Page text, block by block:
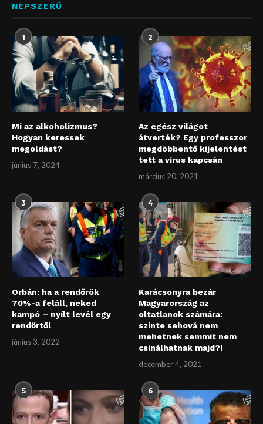
NÉPSZERŰ
1
Mi az alkoholizmus?
Hogyan keressek
megoldást?
június 7, 2024
2
Az egész világot
átverték? Egy professzor
megdöbbentő kijelentést
tett a vírus kapcsán
március 20, 2021
3
Orbán: ha a rendőrök
70%-a feláll, neked
kampó – nyílt levél egy
rendőrtől
június 3, 2022
4
Karácsonyra bezár
Magyarország az
oltatlanok számára:
szinte sehová nem
mehetnek semmit nem
csinálhatnak majd?!
december 4, 2021
5 6